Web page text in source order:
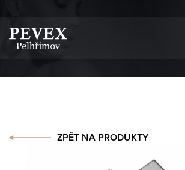
ZPĚT NA PRODUKTY